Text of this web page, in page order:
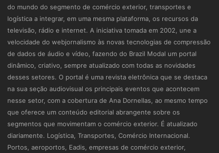
do mundo do segmento de comércio exterior, transportes e
logística a integrar, em uma mesma plataforma, os recursos da
televisão, rádio e internet. A iniciativa tomada em 2002, une a
velocidade do webjornalismo às novas tecnologias de compressão
de dados de áudio e vídeo, fazendo do Brazil Modal um portal
dinâmico, criativo, sempre atualizado com todas as novidades
desses setores. O portal é uma revista eletrônica que se destaca
na sua seção audiovisual os principais eventos que acontecem
nesse setor, com a cobertura de Ana Dornellas, ao mesmo tempo
que oferece um conteúdo editorial abrangente sobre os
segmentos que movimentam o comércio exterior. É atualizado
diariamente. Logística, Transportes, Comércio Internacional.
Portos, aeroportos, Eadis, empresas de comércio exterior,